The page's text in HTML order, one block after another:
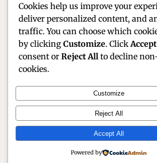
Official Site of Christian Montanari |
Motorsport Profile
Cookies help us improve your
deliver personalized content, and
traffic. You can choose which
by clicking Customize. Click
consent or Reject All to decline
cookies.
Customize
Reject All
Accept All
Powered by